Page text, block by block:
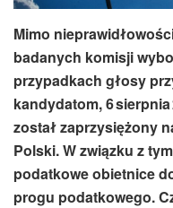
Mimo
badanych komisji
przypadkach głosy
kandydatom, 6
został zaprzysiężony
Polski. W związku z
podatkowe obietnice
progu podatkowego.